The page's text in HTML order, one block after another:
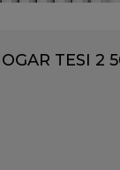
TESI 2